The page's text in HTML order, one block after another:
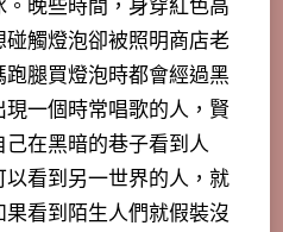
晚些時間，身穿紅色高
觸燈泡卻被照明商店老
腿買燈泡時都會經過黑
一個時常唱歌的人，賢
在黑暗的巷子看到人
看到另一世界的人 ，就
看到陌生人們就假裝沒